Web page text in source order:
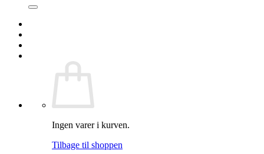
Ingen varer i kurven.
Tilbage til shoppen